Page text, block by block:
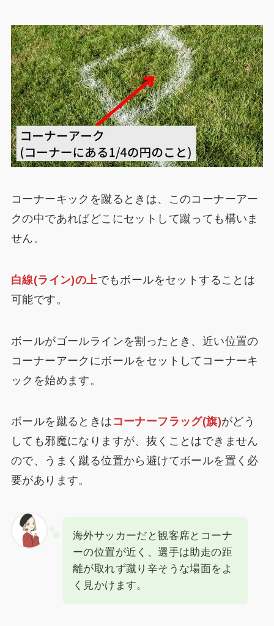
コーナーキックを蹴るときは、このコーナーアー
クの中であればどこにセットして蹴っても構いま
せん。
白線(ライン)の上でもボールをセットすることは
可能です。
ボールがゴールラインを割ったとき、近い位置の
コーナーアークにボールをセットしてコーナーキ
ックを始めます。
ボールを蹴るときは コーナーフラッグ(旗)がどう
しても邪魔になりますが、抜くことはできません
ので、うまく蹴る位置から避けてボールを置く必
要があります。
海外サッカーだと観客席とコーナ
ーの位置が近く、選手は助走の距
離が取れず蹴り辛そうな場面をよ
く見かけます。